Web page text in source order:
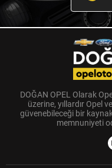
DOĞAN OPEL Olarak
üzerine, yıllardır Opel
güvenebileceği bir
memnuniyeti